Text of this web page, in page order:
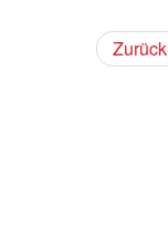
Zurück